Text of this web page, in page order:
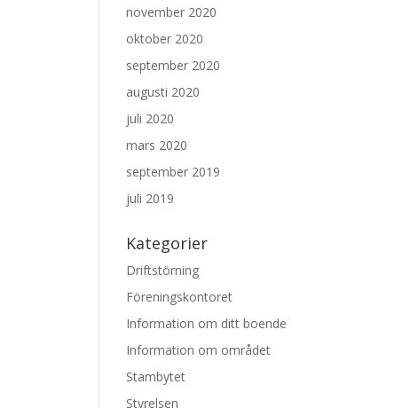
november 2020
oktober 2020
september 2020
augusti 2020
juli 2020
mars 2020
september 2019
juli 2019
Kategorier
Driftstörning
Föreningskontoret
Information om ditt boende
Information om området
Stambytet
Styrelsen